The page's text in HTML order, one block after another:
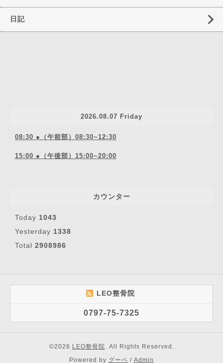
日記
2026.08.07 Friday
08:30 ●（午前部）08:30~12:30
15:00 ●（午後部）15:00~20:00
カウンター
Today 1043
Yesterday 1338
Total 2908986
LEO整骨院
0797-75-7325
©2026 LEO整骨院. All Rights Reserved.
Powered by グーペ / Admin